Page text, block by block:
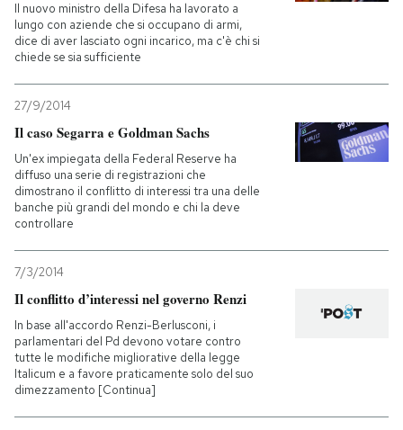
Cultura
Economia
Europa
Altrecose
PODCAST
NEWSLETTER
I MIEI PREFERITI
SHOP
CALENDARIO
Il nuovo ministro della Difesa ha lavorato a
lungo con aziende che si occupano di armi,
dice di aver lasciato ogni incarico, ma c'è chi si
chiede se sia sufficiente
27/9/2014
Il caso Segarra e Goldman Sachs
Un'ex impiegata della Federal Reserve ha
diffuso una serie di registrazioni che
dimostrano il conflitto di interessi tra una delle
banche più grandi del mondo e chi la deve
controllare
7/3/2014
Il conflitto d’interessi nel governo Renzi
In base all'accordo Renzi-Berlusconi, i
parlamentari del Pd devono votare contro
tutte le modifiche migliorative della legge
Italicum e a favore praticamente solo del suo
dimezzamento [Continua]